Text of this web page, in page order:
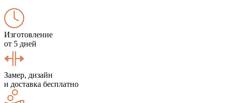
Изготовление
от 5 дней
Замер, дизайн
и доставка бесплатно